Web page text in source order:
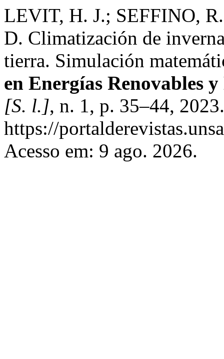
LEVIT, H. J.; SEFFINO,
D. Climatización de
tierra. Simulación
en Energías Renovables
[S. l.], n. 1, p. 35–44,
https://
Acesso em: 9 ago. 2026.